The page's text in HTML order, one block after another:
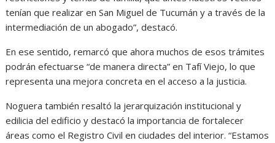
tenían que realizar en San Miguel de Tucumán y a través de la
intermediación de un abogado”, destacó.
En ese sentido, remarcó que ahora muchos de esos trámites
podrán efectuarse “de manera directa” en Tafí Viejo, lo que
representa una mejora concreta en el acceso a la justicia.
Noguera también resaltó la jerarquización institucional y
edilicia del edificio y destacó la importancia de fortalecer
áreas como el Registro Civil en ciudades del interior. “Estamos